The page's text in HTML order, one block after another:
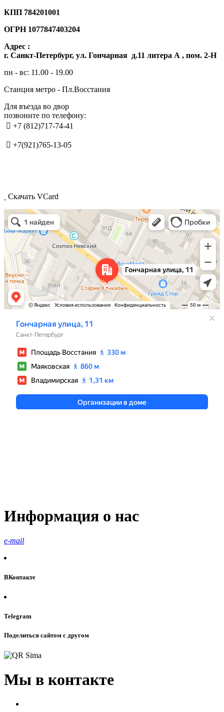
КПП 784201001
ОГРН 1077847403204
Адрес :
г. Санкт-Петербург, ул. Гончарная д.11 литера А , пом. 2-Н
пн - вс: 11.00 - 19.00
Станция метро - Пл.Восстания
Для въезда во двор
позвоните по телефону:
 +7 (812)717-74-41
 +7(921)765-13-05
Скачать VCard
Санкт‑Петербург
Гончарная улица, 11 — Яндекс.Карты
Информация о нас
e-mail
ВКонтакте
Telegram
Поделиться сайтом с другом
Мы в контакте